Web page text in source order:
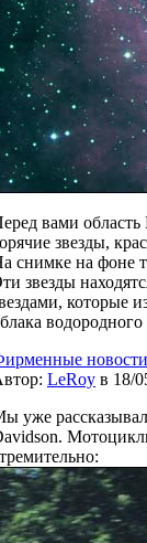
вами
звезды,
снимке на фоне
звезды
которые
новости
LeRoy в 18/
уже